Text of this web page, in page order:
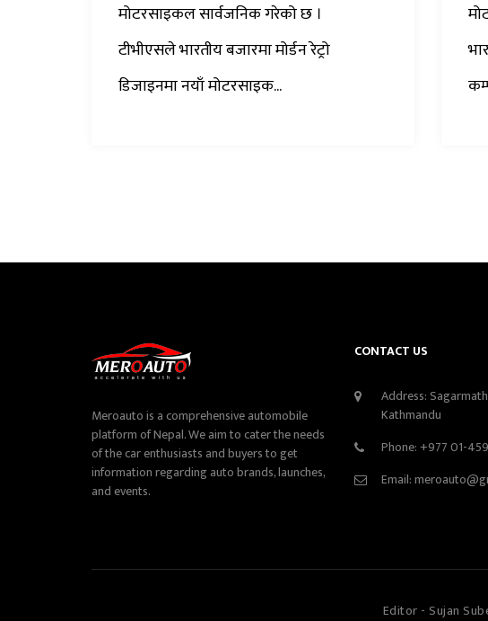
मोटरसाइकल सार्वजनिक गरेको छ ।
टीभीएसले भारतीय बजारमा मोर्डन रेट्रो
डिजाइनमा नयाँ मोटरसाइक...
Meroauto is a comprehensive automobile
platform of Nepal. We aim to cater the needs
of the car enthusiasts and buyers to get
information regarding auto brands, launches,
and events.
CONTACT US
Address:
Kathmandu
Phone: +977 01-
Email:
Editor - Sujan